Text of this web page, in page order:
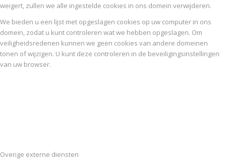
weigert, zullen we alle ingestelde cookies in ons domein verwijderen.
We bieden u een lijst met opgeslagen cookies op uw computer in ons
domein, zodat u kunt controleren wat we hebben opgeslagen. Om
veiligheidsredenen kunnen we geen cookies van andere domeinen
tonen of wijzigen. U kunt deze controleren in de beveiligingsinstellingen
van uw browser.
Overige externe diensten